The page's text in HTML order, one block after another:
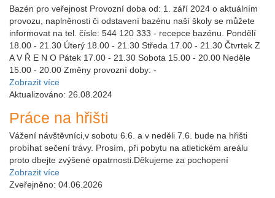
Bazén pro veřejnost Provozní doba od: 1. září 2024 o aktuálním
provozu, naplněnosti či odstavení bazénu naší školy se můžete
informovat na tel. čísle: 544 120 333 - recepce bazénu. Pondělí
18.00 - 21.30 Úterý 18.00 - 21.30 Středa 17.00 - 21.30 Čtvrtek Z
A V Ř E N O Pátek 17.00 - 21.30 Sobota 15.00 - 20.00 Neděle
15.00 - 20.00 Změny provozní doby: -
Zobrazit více
Aktualizováno: 26.08.2024
Práce na hřišti
Vážení návštěvníci,v sobotu 6.6. a v neděli 7.6. bude na hřišti
probíhat sečení trávy. Prosím, při pobytu na atletickém areálu
proto dbejte zvýšené opatrnosti.Děkujeme za pochopení
Zobrazit více
Zveřejněno: 04.06.2026